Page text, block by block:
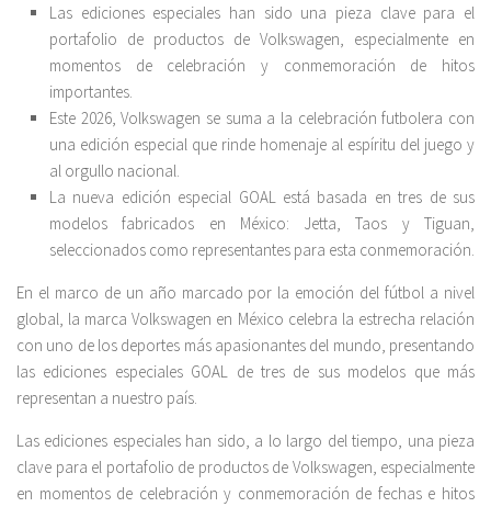
Las ediciones especiales han sido una pieza clave para el
portafolio de productos de Volkswagen, especialmente en
momentos de celebración y conmemoración de hitos
importantes.
Este 2026, Volkswagen se suma a la celebración futbolera con
una edición especial que rinde homenaje al espíritu del juego y
al orgullo nacional.
La nueva edición especial GOAL está basada en tres de sus
modelos fabricados en México: Jetta, Taos y Tiguan,
seleccionados como representantes para esta conmemoración.
En el marco de un año marcado por la emoción del fútbol a nivel
global, la marca Volkswagen en México celebra la estrecha relación
con uno de los deportes más apasionantes del mundo, presentando
las ediciones especiales GOAL de tres de sus modelos que más
representan a nuestro país.
Las ediciones especiales han sido, a lo largo del tiempo, una pieza
clave para el portafolio de productos de Volkswagen, especialmente
en momentos de celebración y conmemoración de fechas e hitos